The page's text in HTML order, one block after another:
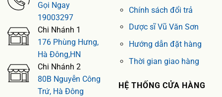
Gọi Ngay
19003297
Chi Nhánh 1
176 Phùng Hưng,
Hà Đông,HN
Chi Nhánh 2
80B Nguyễn Công
Trứ, Hà Đông
Chính sách đổi trả
Dược sĩ Vũ Văn Sơn
Hướng dẫn đặt hàng
Thời gian giao hàng
HỆ THỐNG CỬA HÀNG